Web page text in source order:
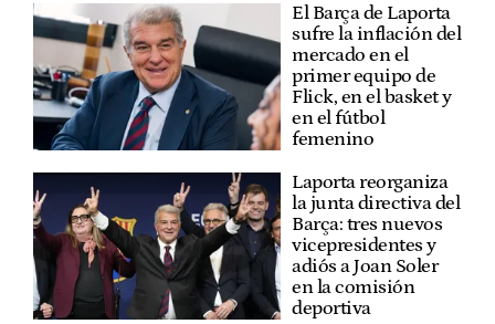
El Barça de Laporta
sufre la inflación del
mercado en el
primer equipo de
Flick, en el basket y
en el fútbol
femenino
Laporta reorganiza
la junta directiva del
Barça: tres nuevos
vicepresidentes y
adiós a Joan Soler
en la comisión
deportiva